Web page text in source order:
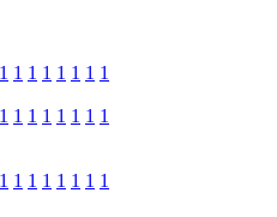
1 1 1 1 1 1 1 1
1 1 1 1 1 1 1 1
1 1 1 1 1 1 1 1